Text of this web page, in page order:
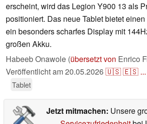
erscheint, wird das Legion Y900 13 als
positioniert. Das neue Tablet bietet
ein besonders scharfes Display mit
großen Akku.
Habeeb Onawole (übersetzt von Enrico
Veröffentlicht am20.05.2026🇺🇸🇪🇸 ...
Tablet
Jetzt mitmachen: Unsere